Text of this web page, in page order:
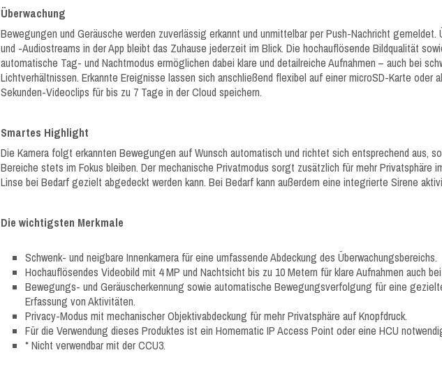
Überwachung
Bewegungen und Geräusche werden zuverlässig erkannt und unmittelbar per Push-Nachricht gemeldet.
und -Audiostreams in der App bleibt das Zuhause jederzeit im Blick. Die hochauflösende Bildqualität
automatische Tag- und Nachtmodus ermöglichen dabei klare und detailreiche Aufnahmen – auch bei
Lichtverhältnissen. Erkannte Ereignisse lassen sich anschließend flexibel auf einer microSD-Karte oder
Sekunden-Videoclips für bis zu 7 Tage in der Cloud speichern.
Smartes Highlight
Die Kamera folgt erkannten Bewegungen auf Wunsch automatisch und richtet sich entsprechend aus,
Bereiche stets im Fokus bleiben. Der mechanische Privatmodus sorgt zusätzlich für mehr Privatsphäre
Linse bei Bedarf gezielt abgedeckt werden kann. Bei Bedarf kann außerdem eine integrierte Sirene
Die wichtigsten Merkmale
Schwenk- und neigbare Innenkamera für eine umfassende Abdeckung des Überwachungsbereichs.
Hochauflösendes Videobild mit 4 MP und Nachtsicht bis zu 10 Metern für klare Aufnahmen auch
Bewegungs- und Geräuscherkennung sowie automatische Bewegungsverfolgung für eine
Erfassung von Aktivitäten.
Privacy-Modus mit mechanischer Objektivabdeckung für mehr Privatsphäre auf Knopfdruck.
Für die Verwendung dieses Produktes ist ein Homematic IP Access Point oder eine HCU
* Nicht verwendbar mit der CCU3.